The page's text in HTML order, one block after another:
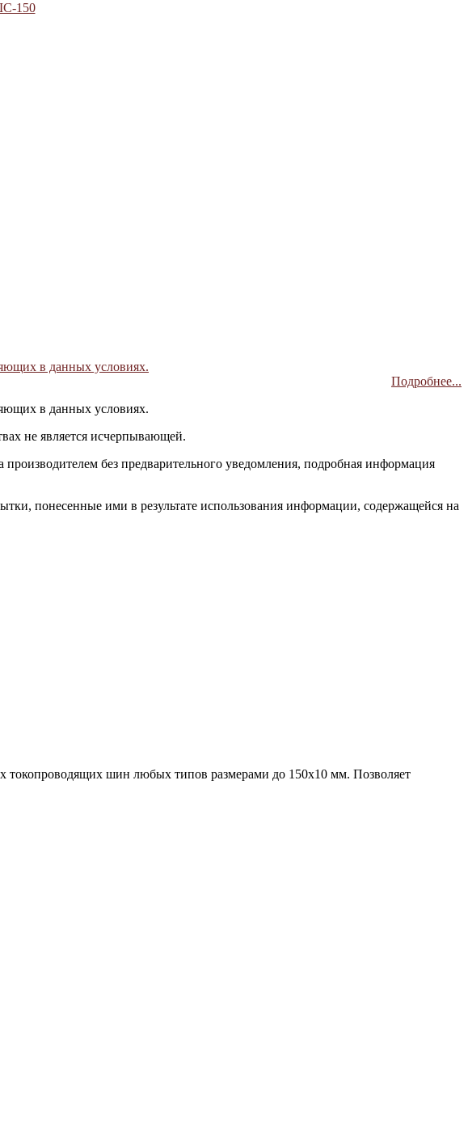
150
в данных условиях.
Подробнее...
в данных условиях.
не является исчерпывающей.
без предварительного уведомления, подробная информация
понесенные ими в результате использования информации, содержащейся на
токопроводящих шин любых типов размерами до 150х10 мм. Позволяет